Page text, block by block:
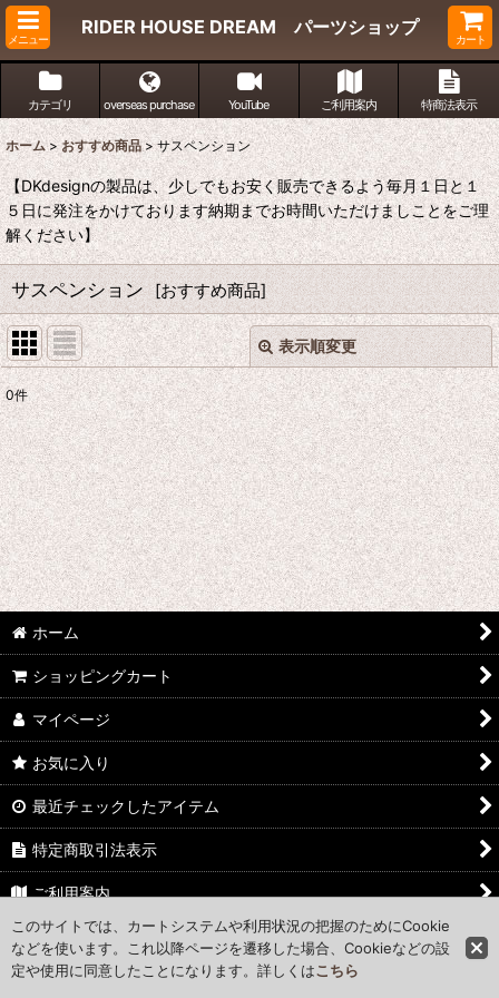
メニュー
RIDER HOUSE DREAM パーツショップ
カート
カテゴリ overseas purchase YouTube ご利用案内 特商法表示
ホーム > おすすめ商品 > サスペンション
【DKdesignの製品は、少しでもお安く販売できるよう毎月１日と１
５日に発注をかけております納期までお時間いただけましことをご理
解ください】
サスペンション [おすすめ商品]
表示順変更
表示数:
並び順:
絞り込む
閉じる
0件
ホーム
ショッピングカート
マイページ
お気に入り
最近チェックしたアイテム
特定商取引法表示
ご利用案内
お問い合わせ
このサイトでは、カートシステムや利用状況の把握のためにCookie
などを使います。これ以降ページを遷移した場合、Cookieなどの設
定や使用に同意したことになります。詳しくはこちら